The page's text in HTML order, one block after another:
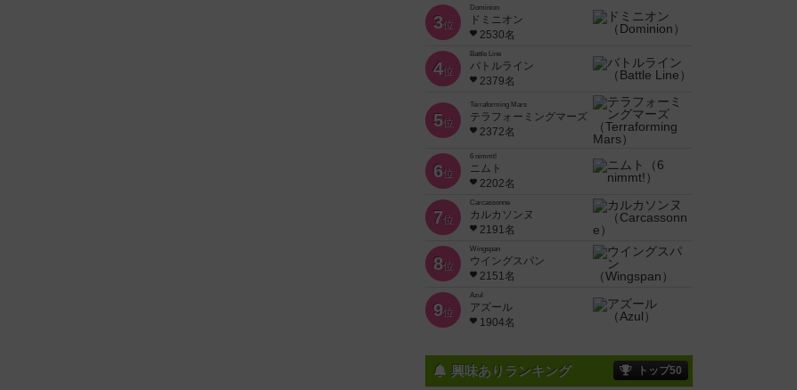
3位
Dominion
ドミニオン
2530名
4位
Battle Line
バトルライン
2379名
5位
Terraforming Mars
テラフォーミングマーズ
2372名
6位
6 nimmt!
ニムト
2202名
7位
Carcassonne
カルカソンヌ
2191名
8位
Wingspan
ウイングスパン
2151名
9位
Azul
アズール
1904名
興味ありランキング トップ50